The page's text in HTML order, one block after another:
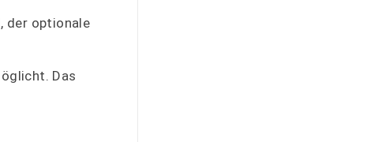
der optionale
Das